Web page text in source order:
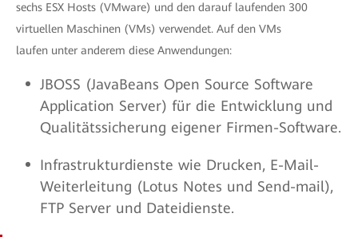
sechs ESX Hosts (VMware) und den darauf laufenden 300
virtuellen Maschinen (VMs) verwendet. Auf den VMs
laufen unter anderem diese Anwendungen:
JBOSS (JavaBeans Open Source Software
Application Server) für die Entwicklung und
Qualitätssicherung eigener Firmen-Software.
Infrastrukturdienste wie Drucken, E-Mail-
Weiterleitung (Lotus Notes und Send-mail),
FTP Server und Dateidienste.